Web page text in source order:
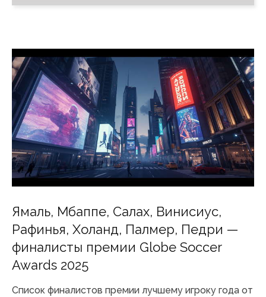
Ямаль, Мбаппе, Салах, Винисиус,
Рафинья, Холанд, Палмер, Педри —
финалисты премии Globe Soccer
Awards 2025
Список финалистов премии лучшему игроку года от